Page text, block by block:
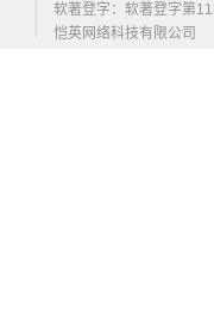
软著登字：软著登字第
恺英网络科技有限公司